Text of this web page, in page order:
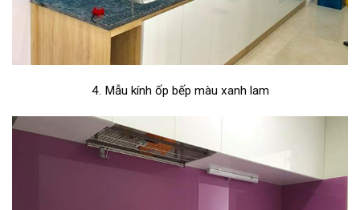
4. Mẫu kính ốp bếp màu xanh lam